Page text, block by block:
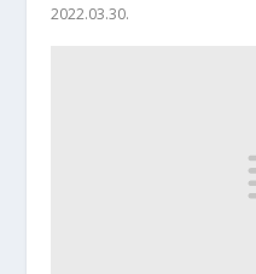
2022.03.30.